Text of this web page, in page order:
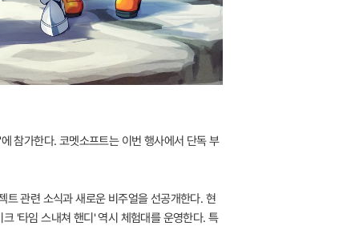
참가한다. 코멧소프트는 이번 행사에서 단독 부
트 관련 소식과 새로운 비주얼을 선공개한다. 현
'타임 스내쳐 핸디' 역시 체험대를 운영한다. 특